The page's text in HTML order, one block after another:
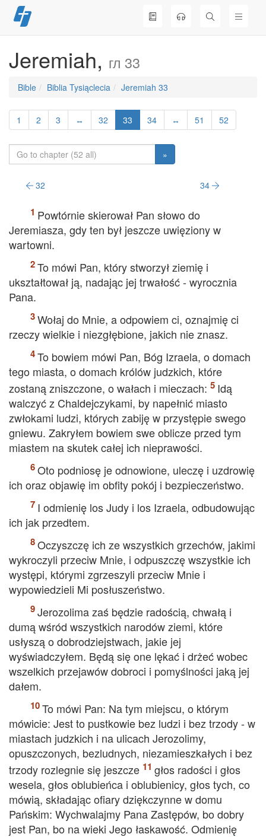
Skip
to
Jeremiah, гл 33
Bible Biblia Tysiąclecia Jeremiah 33
1 2 3 ↔ 32 33 34 ↔ 51 52
»
32 34
Powtórnie skierował Pan słowo do
Jeremiasza, gdy ten był jeszcze uwięziony w
wartowni.
To mówi Pan, który stworzył ziemię i
ukształtował ją, nadając jej trwałość - wyrocznia
Pana.
Wołaj do Mnie, a odpowiem ci, oznajmię ci
rzeczy wielkie i niezgłębione, jakich nie znasz.
To bowiem mówi Pan, Bóg Izraela, o domach
tego miasta, o domach królów judzkich, które
zostaną zniszczone, o wałach i mieczach:
Idą
walczyć z Chaldejczykami, by napełnić miasto
zwłokami ludzi, których zabiję w przystępie swego
gniewu. Zakryłem bowiem swe oblicze przed tym
miastem na skutek całej ich nieprawości.
Oto podniosę je odnowione, uleczę i uzdrowię
ich oraz objawię im obfity pokój i bezpieczeństwo.
I odmienię los Judy i los Izraela, odbudowując
ich jak przedtem.
Oczyszczę ich ze wszystkich grzechów, jakimi
wykroczyli przeciw Mnie, i odpuszczę wszystkie ich
występi, którymi zgrzeszyli przeciw Mnie i
wypowiedzieli Mi posłuszeństwo.
Jerozolima zaś będzie radością, chwałą i
dumą wśród wszystkich narodów ziemi, które
usłyszą o dobrodziejstwach, jakie jej
wyświadczyłem. Będą się one lękać i drżeć wobec
wszelkich przejawów dobroci i pomyślności jaką jej
dałem.
To mówi Pan: Na tym miejscu, o którym
mówicie: Jest to pustkowie bez ludzi i bez trzody - w
miastach judzkich i na ulicach Jerozolimy,
opuszczonych, bezludnych, niezamieszkałych i bez
trzody rozlegnie się jeszcze
głos radości i głos
wesela, głos oblubieńca i oblubienicy, głos tych, co
mówią, składając ofiary dziękczynne w domu
Pańskim: Wychwalajmy Pana Zastępów, bo dobry
jest Pan, bo na wieki Jego łaskawość. Odmienię